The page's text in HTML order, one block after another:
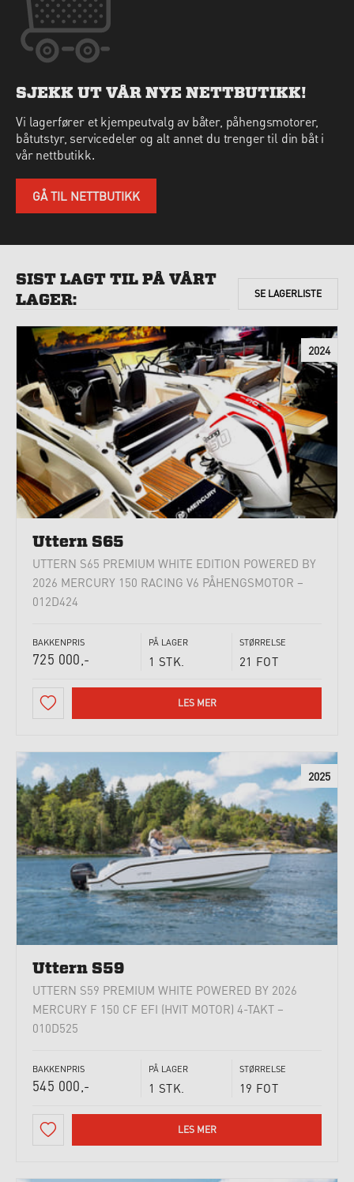
SJEKK UT VÅR NYE NETTBUTIKK!
Vi lagerfører et kjempeutvalg av båter, påhengsmotorer,
båtutstyr, servicedeler og alt annet du trenger til din båt i
vår nettbutikk.
GÅ TIL NETTBUTIKK
SIST LAGT TIL PÅ VÅRT
LAGER:
SE LAGERLISTE
2024
Uttern S65
UTTERN S65 PREMIUM WHITE EDITION POWERED BY
2026 MERCURY 150 RACING V6 PÅHENGSMOTOR –
012D424
BAKKENPRIS
725 000,-
PÅ LAGER
1 STK.
STØRRELSE
21 FOT
LES MER
2025
Uttern S59
UTTERN S59 PREMIUM WHITE POWERED BY 2026
MERCURY F 150 CF EFI (HVIT MOTOR) 4-TAKT –
010D525
BAKKENPRIS
545 000,-
PÅ LAGER
1 STK.
STØRRELSE
19 FOT
LES MER